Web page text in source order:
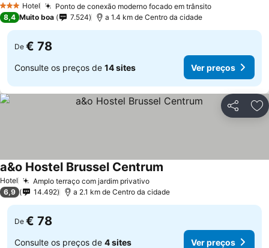
3 EstrelasHotel Ponto de conexão moderno focado em trânsito
8,4 Muito boa 7.524 a 1.4 km de Centro da cidade
De € 78
Consulte os preços de 14 sites Ver preços
Partilhar
Hotel Amplo terraço com jardim privativo
a&o Hostel Brussel Centrum
6,9 14.492 a 2.1 km de Centro da cidade
De € 78
Consulte os preços de 4 sites Ver preços